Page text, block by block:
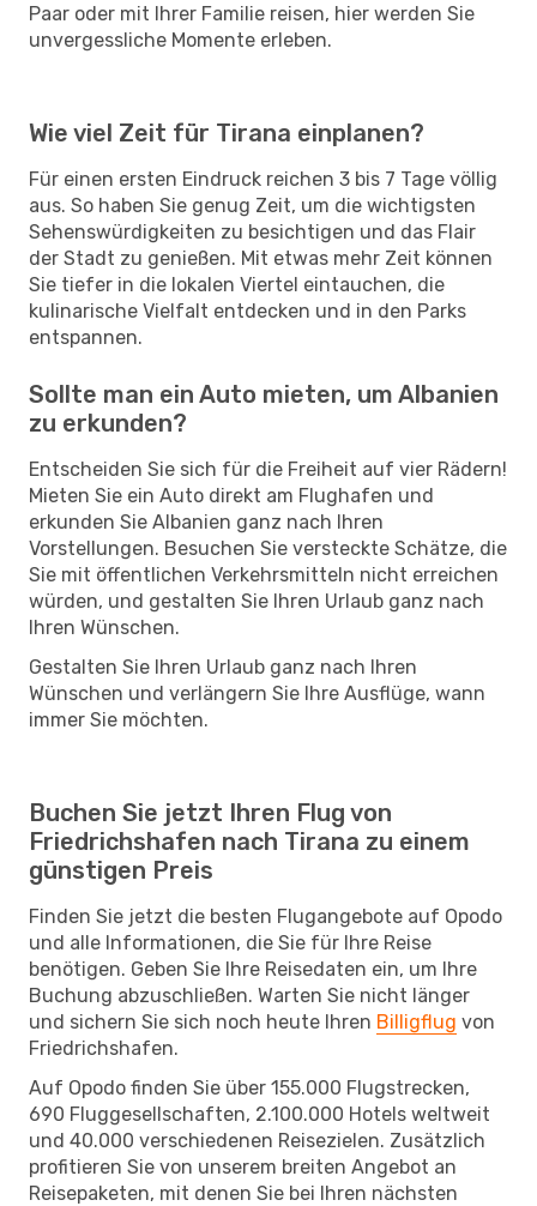
Paar oder mit Ihrer Familie reisen, hier werden Sie
unvergessliche Momente erleben.
Wie viel Zeit für Tirana einplanen?
Für einen ersten Eindruck reichen 3 bis 7 Tage völlig
aus. So haben Sie genug Zeit, um die wichtigsten
Sehenswürdigkeiten zu besichtigen und das Flair
der Stadt zu genießen. Mit etwas mehr Zeit können
Sie tiefer in die lokalen Viertel eintauchen, die
kulinarische Vielfalt entdecken und in den Parks
entspannen.
Sollte man ein Auto mieten, um Albanien
zu erkunden?
Entscheiden Sie sich für die Freiheit auf vier Rädern!
Mieten Sie ein Auto direkt am Flughafen und
erkunden Sie Albanien ganz nach Ihren
Vorstellungen. Besuchen Sie versteckte Schätze, die
Sie mit öffentlichen Verkehrsmitteln nicht erreichen
würden, und gestalten Sie Ihren Urlaub ganz nach
Ihren Wünschen.
Gestalten Sie Ihren Urlaub ganz nach Ihren
Wünschen und verlängern Sie Ihre Ausflüge, wann
immer Sie möchten.
Buchen Sie jetzt Ihren Flug von
Friedrichshafen nach Tirana zu einem
günstigen Preis
Finden Sie jetzt die besten Flugangebote auf Opodo
und alle Informationen, die Sie für Ihre Reise
benötigen. Geben Sie Ihre Reisedaten ein, um Ihre
Buchung abzuschließen. Warten Sie nicht länger
und sichern Sie sich noch heute Ihren Billigflug von
Friedrichshafen.
Auf Opodo finden Sie über 155.000 Flugstrecken,
690 Fluggesellschaften, 2.100.000 Hotels weltweit
und 40.000 verschiedenen Reisezielen. Zusätzlich
profitieren Sie von unserem breiten Angebot an
Reisepaketen, mit denen Sie bei Ihren nächsten